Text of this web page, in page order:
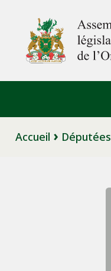
Assemblée
Fil d'Ariane
Accueil